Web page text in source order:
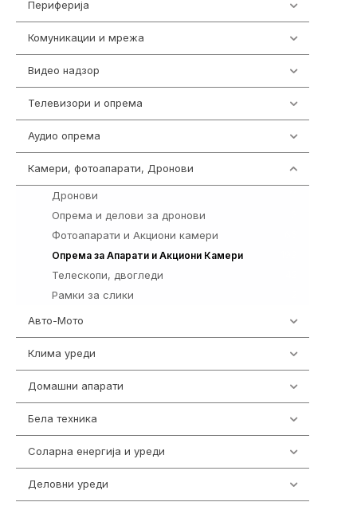
Периферија
Комуникации и мрежа
Видео надзор
Телевизори и опрема
Аудио опрема
Камери, фотоапарати, Дронови
Дронови
Опрема и делови за дронови
Фотоапарати и Акциони камери
Опрема за Апарати и Акциони Камери
Телескопи, двогледи
Рамки за слики
Авто-Мото
Клима уреди
Домашни апарати
Бела техника
Соларна енергија и уреди
Деловни уреди